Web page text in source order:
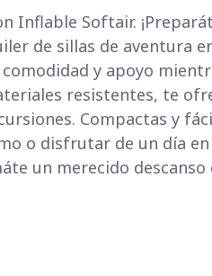
Inflable Softair.
de sillas de aventura
y apoyo
resistentes, te
Compactas y
o disfrutar de un día
un merecido descanso